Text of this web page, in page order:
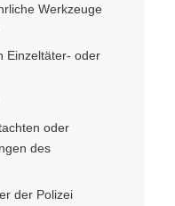
Werkzeuge
Einzeltäter- oder
oder
des
der Polizei